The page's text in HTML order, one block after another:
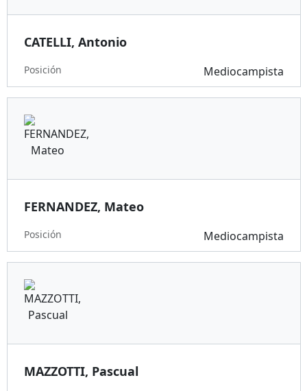
CATELLI, Antonio
Posición Mediocampista
FERNANDEZ, Mateo
Posición Mediocampista
MAZZOTTI, Pascual